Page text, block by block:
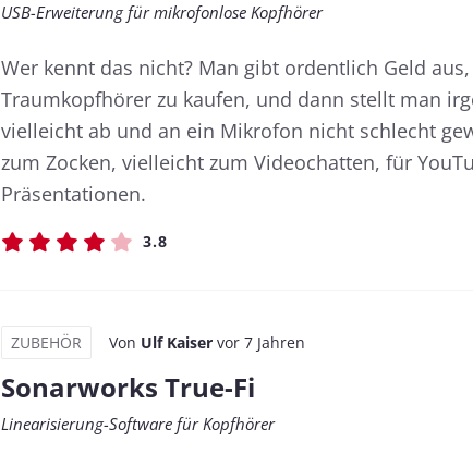
USB-Erweiterung für mikrofonlose Kopfhörer
Wer kennt das nicht? Man gibt ordentlich Geld
Traumkopfhörer zu kaufen, und dann stellt man
vielleicht ab und an ein Mikrofon nicht schlecht
zum Zocken, vielleicht zum Videochatten, für
Präsentationen.
3.8
ZUBEHÖR Von Ulf Kaiser vor 7 Jahren
Sonarworks True-Fi
Linearisierung-Software für Kopfhörer